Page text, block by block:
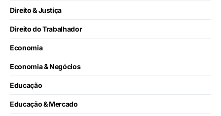
Direito & Justiça
Direito do Trabalhador
Economia
Economia & Negócios
Educação
Educação & Mercado